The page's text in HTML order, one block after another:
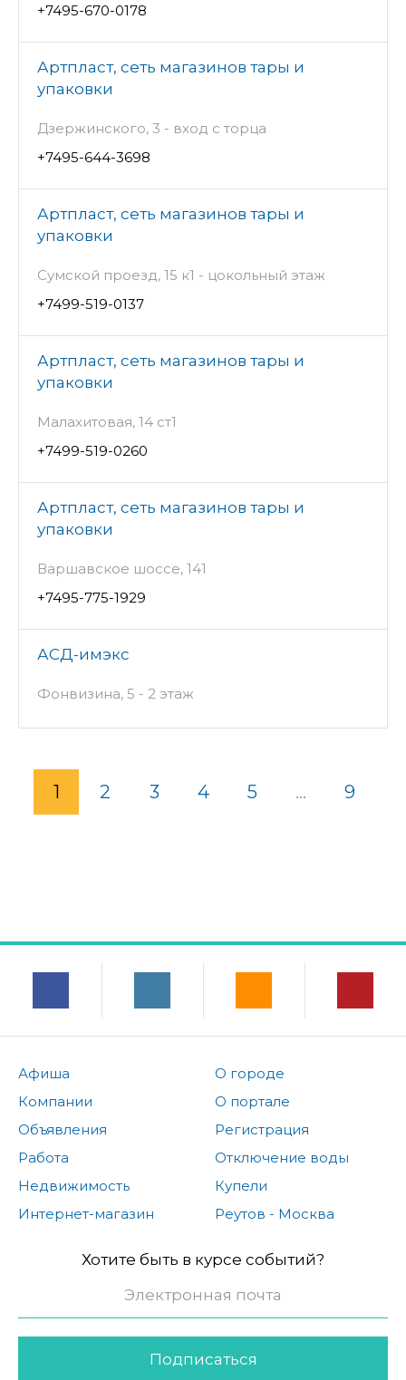
+7495-670-0178
Артпласт, сеть магазинов тары и
упаковки
Дзержинского, 3 - вход с торца
+7495-644-3698
Артпласт, сеть магазинов тары и
упаковки
Сумской проезд, 15 к1 - цокольный этаж
+7499-519-0137
Артпласт, сеть магазинов тары и
упаковки
Малахитовая, 14 ст1
+7499-519-0260
Артпласт, сеть магазинов тары и
упаковки
Варшавское шоссе, 141
+7495-775-1929
АСД-имэкс
Фонвизина, 5 - 2 этаж
1 2 3 4 5 ... 9
Афиша
Компании
Объявления
Работа
Недвижимость
Интернет-магазин
О городе
О портале
Регистрация
Отключение воды
Купели
Реутов - Москва
Хотите быть в курсе событий?
Подписаться